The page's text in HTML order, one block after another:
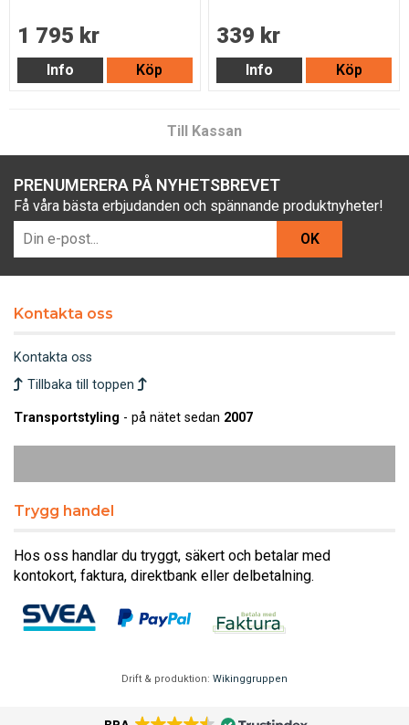
1 795 kr
Info Köp
339 kr
Info Köp
Till Kassan
PRENUMERERA PÅ NYHETSBREVET
Få våra bästa erbjudanden och spännande produktnyheter!
OK
Kontakta oss
Kontakta oss
Tillbaka till toppen
Transportstyling - på nätet sedan 2007
Trygg handel
Hos oss handlar du tryggt, säkert och betalar med
kontokort, faktura, direktbank eller delbetalning.
Drift & produktion: Wikinggruppen